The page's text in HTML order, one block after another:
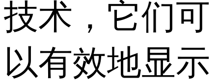
技术，它们可
以有效地显示